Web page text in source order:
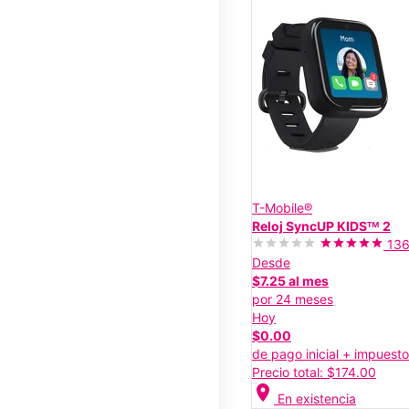
T-Mobile®
Reloj SyncUP KIDSᵀᴹ 2
136
Desde
$7.25 al mes
por 24 meses
Hoy
$0.00
de pago inicial +
Precio total: $174.00
location_on En existencia